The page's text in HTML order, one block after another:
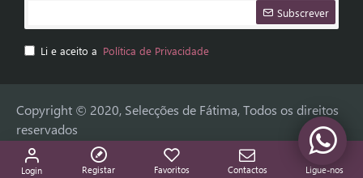
Subscrever
Li e aceito a Política de Privacidade
Copyright © 2020, Selecções de Fátima, Todos os direitos
reservados
Login Registar Favoritos Contactos Ligue-nos